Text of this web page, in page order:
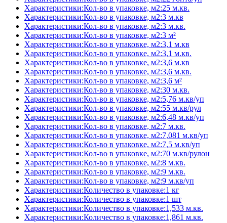
Характеристики:Кол-во в упаковке, м2:25 м.кв.
Характеристики:Кол-во в упаковке, м2:3 м.кв
Характеристики:Кол-во в упаковке, м2:3 м.кв.
Характеристики:Кол-во в упаковке, м2:3 м²
Характеристики:Кол-во в упаковке, м2:3,1 м.кв
Характеристики:Кол-во в упаковке, м2:3,1 м.кв.
Характеристики:Кол-во в упаковке, м2:3,6 м.кв
Характеристики:Кол-во в упаковке, м2:3,6 м.кв.
Характеристики:Кол-во в упаковке, м2:3,6 м²
Характеристики:Кол-во в упаковке, м2:30 м.кв.
Характеристики:Кол-во в упаковке, м2:5,76 м.кв/уп
Характеристики:Кол-во в упаковке, м2:55 м.кв/рул
Характеристики:Кол-во в упаковке, м2:6,48 м.кв/уп
Характеристики:Кол-во в упаковке, м2:7 м.кв.
Характеристики:Кол-во в упаковке, м2:7,081 м.кв/уп
Характеристики:Кол-во в упаковке, м2:7,5 м.кв/уп
Характеристики:Кол-во в упаковке, м2:70 м.кв/рулон
Характеристики:Кол-во в упаковке, м2:8 м.кв.
Характеристики:Кол-во в упаковке, м2:9 м.кв.
Характеристики:Кол-во в упаковке, м2:9 м.кв/уп
Характеристики:Количество в упаковке:1 кг
Характеристики:Количество в упаковке:1 шт
Характеристики:Количество в упаковке:1,533 м.кв.
Характеристики:Количество в упаковке:1,861 м.кв.